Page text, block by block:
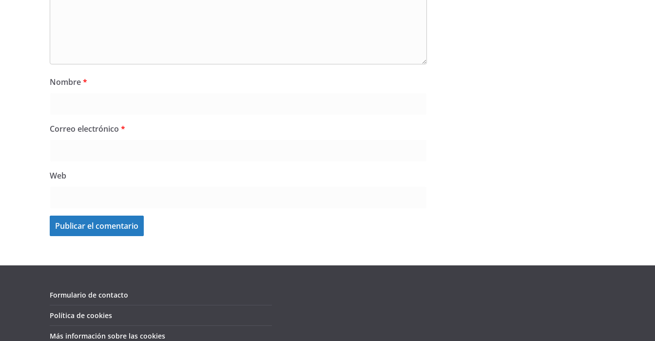
Nombre*
Correo electrónico *
Web
Formulario de contacto
Política de cookies
Más información sobre las cookies